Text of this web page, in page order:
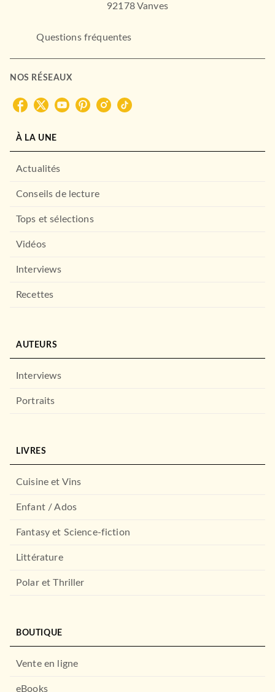
92178 Vanves
Questions fréquentes
NOS RÉSEAUX
À LA UNE
Actualités
Conseils de lecture
Tops et sélections
Vidéos
Interviews
Recettes
AUTEURS
Interviews
Portraits
LIVRES
Cuisine et Vins
Enfant / Ados
Fantasy et Science-fiction
Littérature
Polar et Thriller
BOUTIQUE
Vente en ligne
eBooks